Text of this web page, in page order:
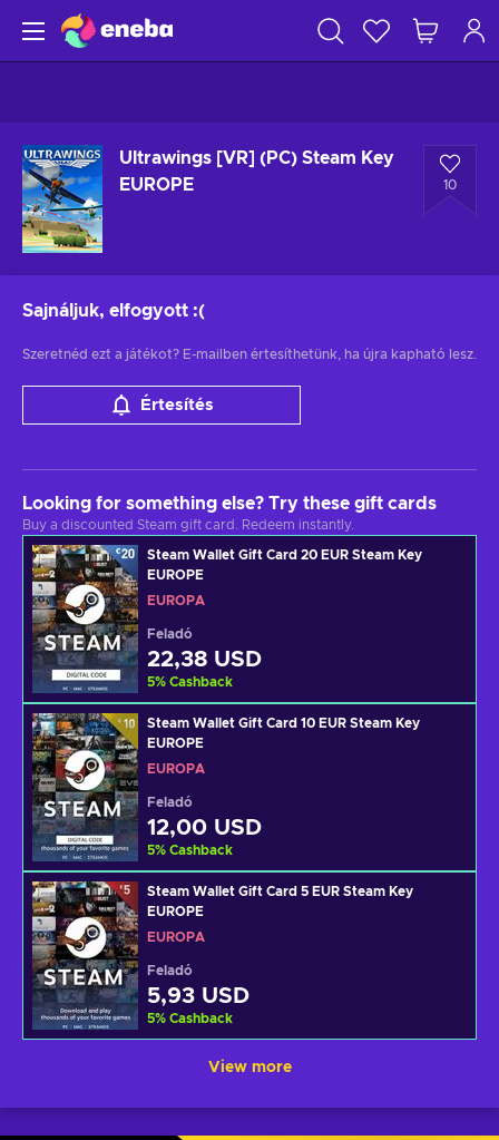
Ultrawings [VR] (PC) Steam Key
EUROPE
10
Sajnáljuk, elfogyott :(
Szeretnéd ezt a játékot? E-mailben értesíthetünk, ha újra kapható lesz.
Értesítés
Looking for something else? Try these gift cards
Buy a discounted Steam gift card. Redeem instantly.
Steam Wallet Gift Card 20 EUR Steam Key
EUROPE
EURÓPA
Feladó
22,38 USD
5% Cashback
Steam Wallet Gift Card 10 EUR Steam Key
EUROPE
EURÓPA
Feladó
12,00 USD
5% Cashback
Steam Wallet Gift Card 5 EUR Steam Key
EUROPE
EURÓPA
Feladó
5,93 USD
5% Cashback
View more